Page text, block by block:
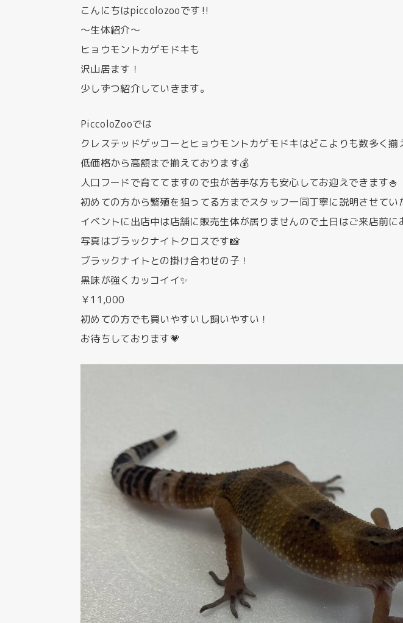
こんにちはpiccolozooです‼️
〜生体紹介〜
ヒョウモントカゲモドキも
沢山居ます！
少しずつ紹介していきます。
PiccoloZooでは
クレステッドゲッコーとヒョウモントカゲモドキはどこよりも数多く揃
低価格から高額まで揃えております💰
人口フードで育ててますので虫が苦手な方も安心してお迎えできます🍚
初めての方から繁殖を狙ってる方までスタッフ一同丁寧に説明させてい
イベントに出店中は店舗に販売生体が居りませんので土日はご来店前に
写真はブラックナイトクロスです📸
ブラックナイトとの掛け合わせの子！
黒味が強くカッコイイ✨
￥11,000
初めての方でも買いやすいし飼いやすい！
お待ちしております💗